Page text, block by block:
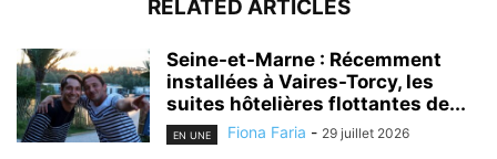
RELATED ARTICLES
Seine-et-Marne : Récemment
installées à Vaires-Torcy, les
suites hôtelières flottantes de...
EN UNE Fiona Faria - 29 juillet 2026